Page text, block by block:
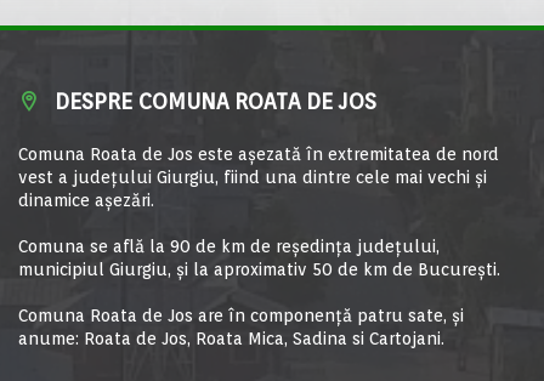
DESPRE COMUNA ROATA DE JOS
Comuna Roata de Jos este aşezată în extremitatea de nord
vest a judeţului Giurgiu, fiind una dintre cele mai vechi şi
dinamice aşezări.
Comuna se află la 90 de km de reşedinţa judeţului,
municipiul Giurgiu, şi la aproximativ 50 de km de Bucureşti.
Comuna Roata de Jos are în componență patru sate, și
anume: Roata de Jos, Roata Mica, Sadina si Cartojani.